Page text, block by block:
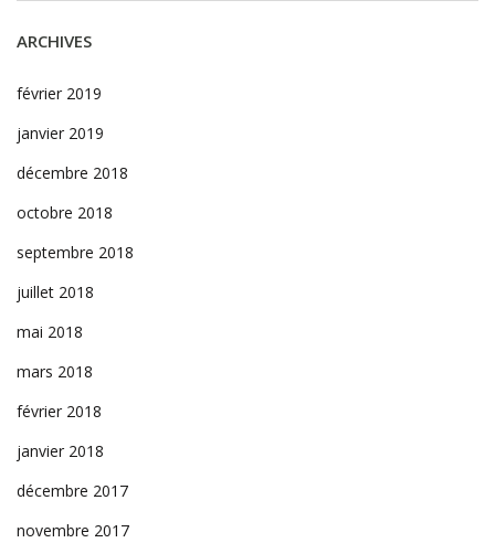
ARCHIVES
février 2019
janvier 2019
décembre 2018
octobre 2018
septembre 2018
juillet 2018
mai 2018
mars 2018
février 2018
janvier 2018
décembre 2017
novembre 2017